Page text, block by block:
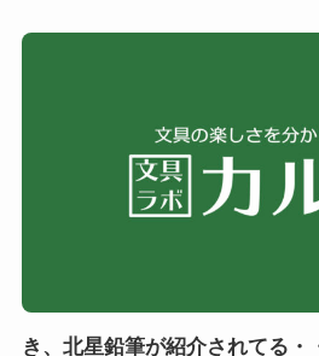
き、北星鉛筆が紹介されてる・